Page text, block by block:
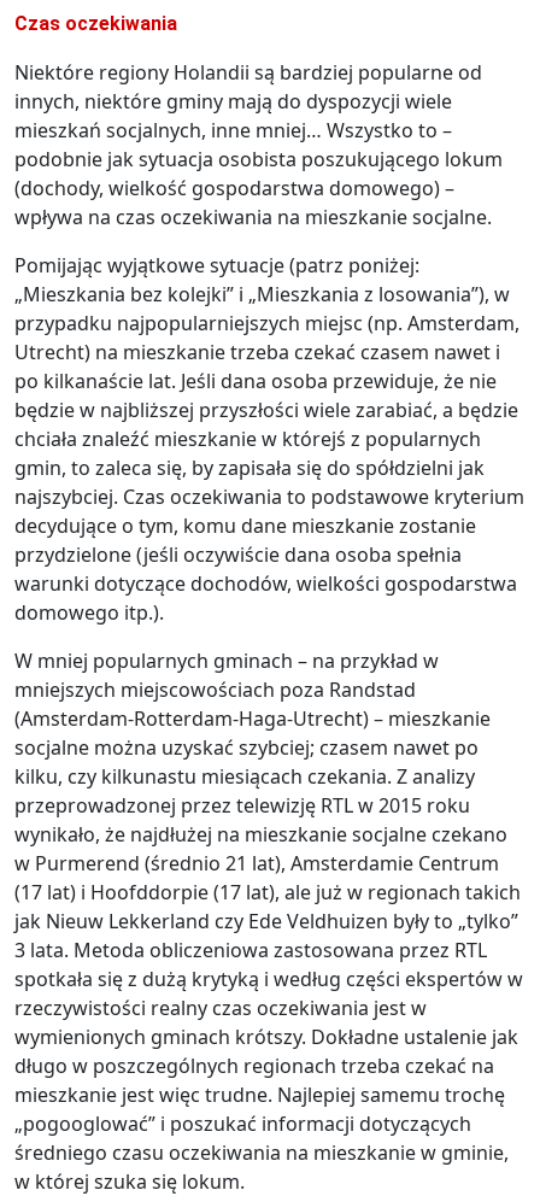
Czas oczekiwania
Niektóre regiony Holandii są bardziej popularne od
innych, niektóre gminy mają do dyspozycji wiele
mieszkań socjalnych, inne mniej… Wszystko to –
podobnie jak sytuacja osobista poszukującego lokum
(dochody, wielkość gospodarstwa domowego) –
wpływa na czas oczekiwania na mieszkanie socjalne.
Pomijając wyjątkowe sytuacje (patrz poniżej:
„Mieszkania bez kolejki” i „Mieszkania z losowania”), w
przypadku najpopularniejszych miejsc (np. Amsterdam,
Utrecht) na mieszkanie trzeba czekać czasem nawet i
po kilkanaście lat. Jeśli dana osoba przewiduje, że nie
będzie w najbliższej przyszłości wiele zarabiać, a będzie
chciała znaleźć mieszkanie w którejś z popularnych
gmin, to zaleca się, by zapisała się do spółdzielni jak
najszybciej. Czas oczekiwania to podstawowe kryterium
decydujące o tym, komu dane mieszkanie zostanie
przydzielone (jeśli oczywiście dana osoba spełnia
warunki dotyczące dochodów, wielkości gospodarstwa
domowego itp.).
W mniej popularnych gminach – na przykład w
mniejszych miejscowościach poza Randstad
(Amsterdam-Rotterdam-Haga-Utrecht) – mieszkanie
socjalne można uzyskać szybciej; czasem nawet po
kilku, czy kilkunastu miesiącach czekania. Z analizy
przeprowadzonej przez telewizję RTL w 2015 roku
wynikało, że najdłużej na mieszkanie socjalne czekano
w Purmerend (średnio 21 lat), Amsterdamie Centrum
(17 lat) i Hoofddorpie (17 lat), ale już w regionach takich
jak Nieuw Lekkerland czy Ede Veldhuizen były to „tylko”
3 lata. Metoda obliczeniowa zastosowana przez RTL
spotkała się z dużą krytyką i według części ekspertów w
rzeczywistości realny czas oczekiwania jest w
wymienionych gminach krótszy. Dokładne ustalenie jak
długo w poszczególnych regionach trzeba czekać na
mieszkanie jest więc trudne. Najlepiej samemu trochę
„pogooglować” i poszukać informacji dotyczących
średniego czasu oczekiwania na mieszkanie w gminie,
w której szuka się lokum.